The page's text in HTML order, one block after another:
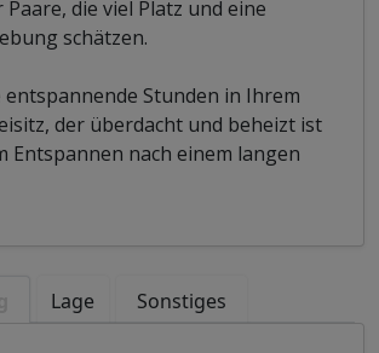
Paare, die viel Platz und eine
schätzen.
entspannende Stunden in Ihrem
der überdacht und beheizt ist
Entspannen nach einem langen
Lage Sonstiges